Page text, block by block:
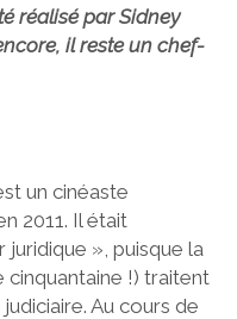
réalisé par Sidney
il reste un chef-
un cinéaste
2011. Il était
», puisque la
cinquantaine !) traitent
Au cours de